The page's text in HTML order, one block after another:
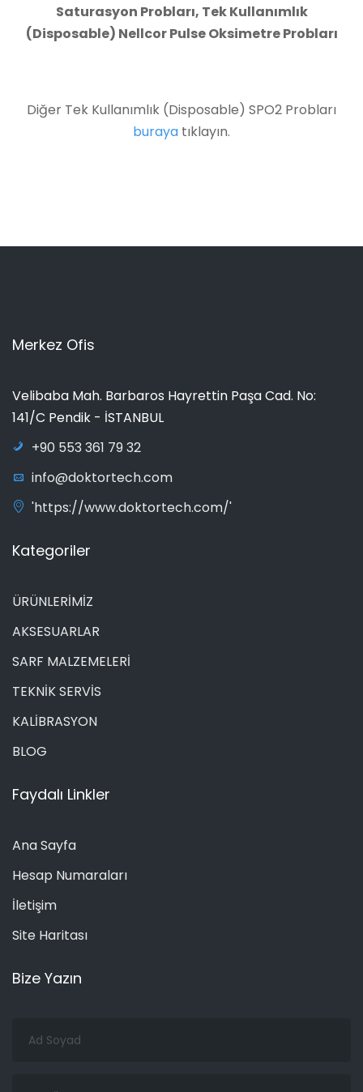
Saturasyon Probları, Tek Kullanımlık
(Disposable) Nellcor Pulse Oksimetre Probları
Diğer Tek Kullanımlık (Disposable) SPO2 Probları
buraya tıklayın.
Merkez Ofis
Velibaba Mah. Barbaros Hayrettin Paşa Cad. No:
141/C Pendik - İSTANBUL
+90 553 361 79 32
info@doktortech.com
'https://www.doktortech.com/'
Kategoriler
ÜRÜNLERİMİZ
AKSESUARLAR
SARF MALZEMELERİ
TEKNİK SERVİS
KALİBRASYON
BLOG
Faydalı Linkler
Ana Sayfa
Hesap Numaraları
İletişim
Site Haritası
Bize Yazın
Soyad